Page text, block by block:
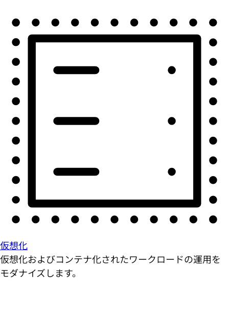
仮想化
仮想化およびコンテナ化されたワークロードの運用を
モダナイズします。